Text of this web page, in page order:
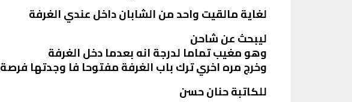
لغاية مالقيت واحد من الشابان داخل عندي الغرفة
ليبحث عن شاحن
وهو مغيب تماما لدرجة انه بعدما دخل الغرفة
وخرج مره اخري ترك باب الغرفة مفتوحا فا وجدتها فرصة
للكاتبة حنان حسن